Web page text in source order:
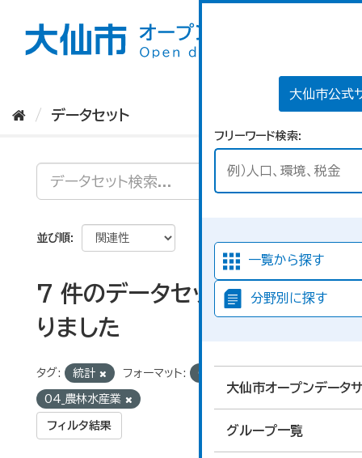
大仙市公式
フリーワード検索
一覧から探す
分野別に探す
大仙市オープンデータ
グループ一覧
データセット
並び順
7 件のデータセットが見つか
りました
タグ: 統計 フォーマット: CSV
04_農林水産業
フィルタ結果